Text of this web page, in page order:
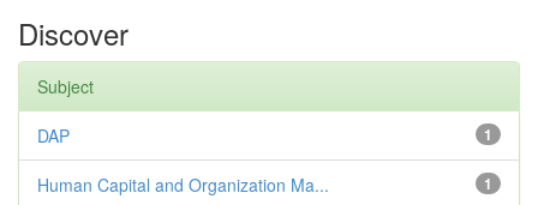
Discover
Subject
1
DAP
1
Human Capital and Organization Ma...